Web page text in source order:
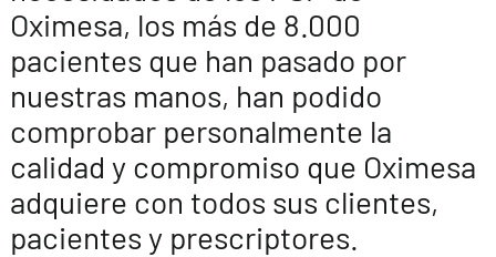
Oximesa, los más de 8.000
pacientes que han pasado por
nuestras manos, han podido
comprobar personalmente la
calidad y compromiso que Oximesa
adquiere con todos sus clientes,
pacientes y prescriptores.